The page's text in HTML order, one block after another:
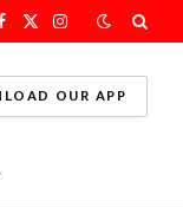
Facebook
X
Instagram
OUR APP